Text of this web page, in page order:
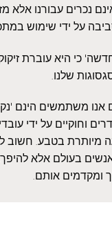
נכרים עבורנו אלא
על ידי שימוש
כי היא עוברת זיקוק
שלנו.
אנו משתמשים הינם
וחוקיים על ידי
מיותרת בטבע. חשוב
בעולם אלא
ומקדמים אותם.